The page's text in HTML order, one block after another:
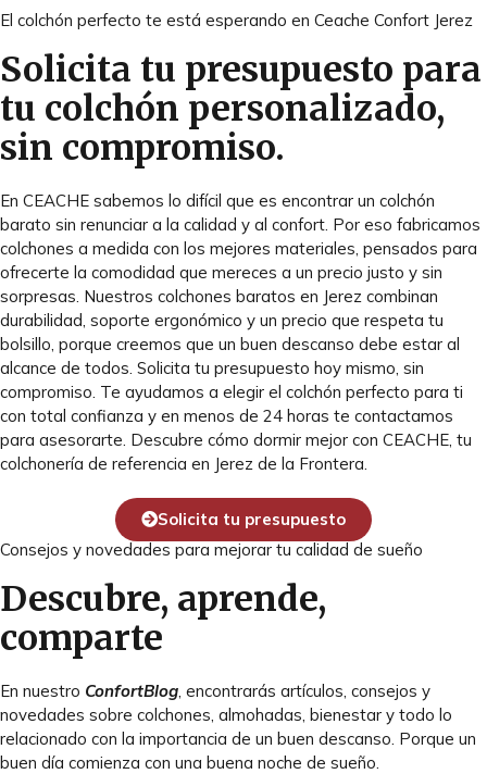
El colchón perfecto te está esperando en Ceache Confort Jerez
Solicita tu presupuesto para
tu colchón personalizado,
sin compromiso.
En CEACHE sabemos lo difícil que es encontrar un colchón
barato sin renunciar a la calidad y al confort. Por eso fabricamos
colchones a medida con los mejores materiales, pensados para
ofrecerte la comodidad que mereces a un precio justo y sin
sorpresas. Nuestros colchones baratos en Jerez combinan
durabilidad, soporte ergonómico y un precio que respeta tu
bolsillo, porque creemos que un buen descanso debe estar al
alcance de todos. Solicita tu presupuesto hoy mismo, sin
compromiso. Te ayudamos a elegir el colchón perfecto para ti
con total confianza y en menos de 24 horas te contactamos
para asesorarte. Descubre cómo dormir mejor con CEACHE, tu
colchonería de referencia en Jerez de la Frontera.
Solicita tu presupuesto
Consejos y novedades para mejorar tu calidad de sueño
Descubre, aprende,
comparte
En nuestro ConfortBlog , encontrarás artículos, consejos y
novedades sobre colchones, almohadas, bienestar y todo lo
relacionado con la importancia de un buen descanso. Porque un
buen día comienza con una buena noche de sueño.